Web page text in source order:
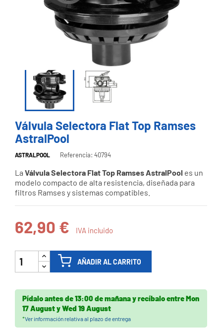
Válvula Selectora Flat Top Ramses
AstralPool
ASTRALPOOL Referencia: 40794
La Válvula Selectora Flat Top Ramses AstralPool es un
modelo compacto de alta resistencia, diseñada para
filtros Ramses y sistemas compatibles.
62,90 € IVA incluido
AÑADIR AL CARRITO
Pídalo antes de13:00 de mañanay recíbaloentreMon
17 AugustyWed 19 August
*Ver información relativa al plazo de entrega